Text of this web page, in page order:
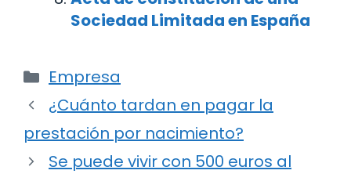
Sociedad Limitada en España
Categorías
Empresa
Navegación
de
entradas
¿Cuánto tardan en pagar la
prestación por nacimiento?
Se puede vivir con 500 euros al